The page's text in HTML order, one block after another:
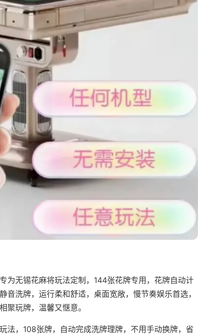
为无锡花麻将玩法定制，144张花牌专用，花牌自动计
音洗牌，运行柔和舒适，桌面宽敞，慢节奏娱乐首选，
聚玩牌，温馨又惬意。
法，108张牌，自动完成洗牌理牌，不用手动换牌，省